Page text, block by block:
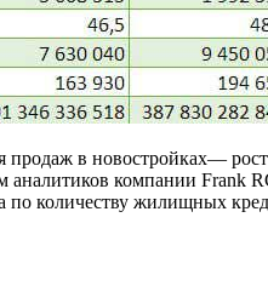
продаж в новостройках—
компании Frank
по количеству жилищных